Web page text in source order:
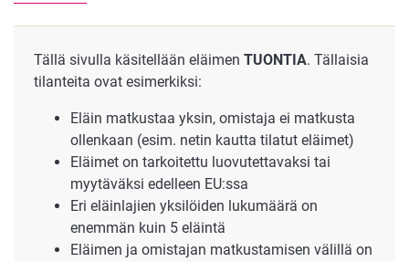
Tällä sivulla käsitellään eläimen TUONTIA. Tällaisia
tilanteita ovat esimerkiksi:
Eläin matkustaa yksin, omistaja ei matkusta
ollenkaan (esim. netin kautta tilatut eläimet)
Eläimet on tarkoitettu luovutettavaksi tai
myytäväksi edelleen EU:ssa
Eri eläinlajien yksilöiden lukumäärä on
enemmän kuin 5 eläintä
Eläimen ja omistajan matkustamisen välillä on